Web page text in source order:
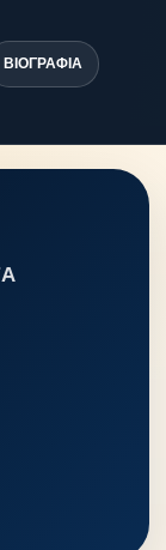
ΒΙΟΓΡΑΦΊΑ